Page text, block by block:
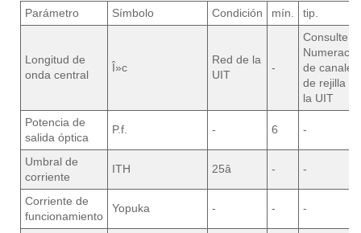
Parámetro Símbolo Condición mín. tip.
Longitud de
onda central
Î»c
Red de la
UIT
-
Consulte
de canales
de rejilla de
la UIT
Potencia de
salida óptica
P.f. - 6 -
Umbral de
corriente
ITH 25â - -
Corriente de
funcionamiento
Yopuka - - -